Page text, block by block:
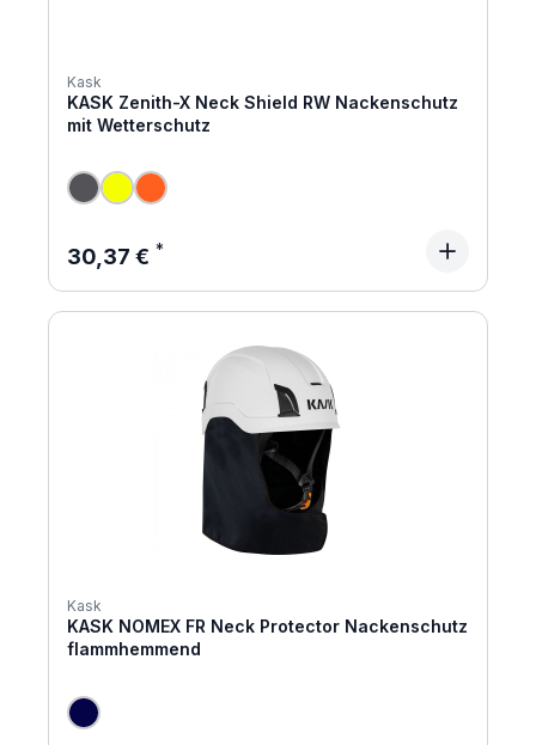
Kask
KASK Zenith-X Neck Shield RW Nackenschutz
mit Wetterschutz
Regulärer Preis:
30,37 €
Kask
KASK NOMEX FR Neck Protector Nackenschutz
flammhemmend